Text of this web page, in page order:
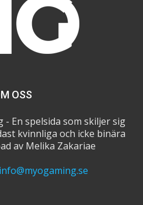
OSS
- En spelsida som skiljer sig
kvinnliga och icke binära
av Melika Zakariae
info@myogaming.se